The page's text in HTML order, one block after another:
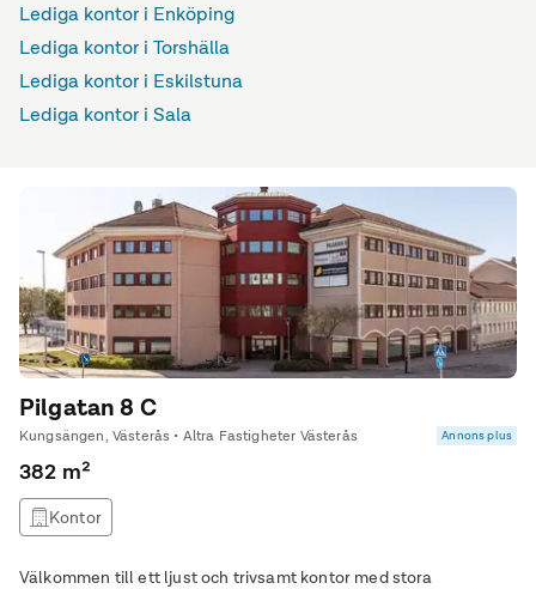
Lediga kontor i Enköping
Lediga kontor i Torshälla
Lediga kontor i Eskilstuna
Lediga kontor i Sala
Pilgatan 8 C
Kungsängen, Västerås • Altra Fastigheter Västerås Annons plus
382 m²
Kontor
Välkommen till ett ljust och trivsamt kontor med stora